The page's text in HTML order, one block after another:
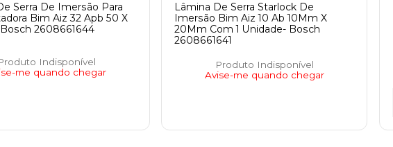
Serra De Imersão Para
Bim Aiz 32 Apb 50 X
2608661644
Indisponível
me quando chegar
Lâmina De Serra Starlock De
Imersão Bim Aiz 10 Ab 10Mm X
20Mm Com 1 Unidade- Bosch
2608661641
Produto Indisponível
Avise-me quando chegar